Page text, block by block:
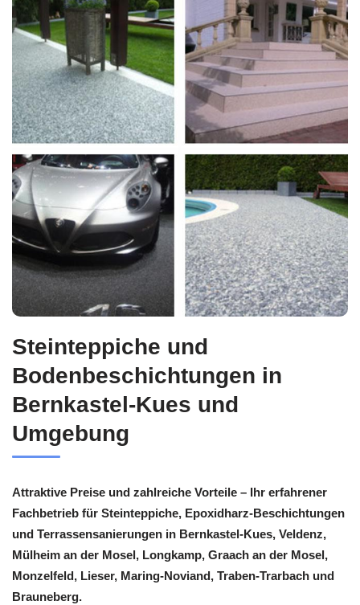
Steinteppiche und
Bodenbeschichtungen in
Bernkastel-Kues und
Umgebung
Attraktive Preise und zahlreiche Vorteile – Ihr erfahrener
Fachbetrieb für Steinteppiche, Epoxidharz-Beschichtungen
und Terrassensanierungen in Bernkastel-Kues, Veldenz,
Mülheim an der Mosel, Longkamp, Graach an der Mosel,
Monzelfeld, Lieser, Maring-Noviand, Traben-Trarbach und
Brauneberg.